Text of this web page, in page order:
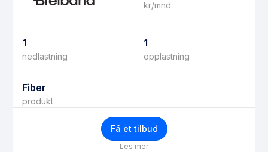
kr/mnd
1
nedlastning
1
opplastning
Fiber
produkt
Få et tilbud
Les mer